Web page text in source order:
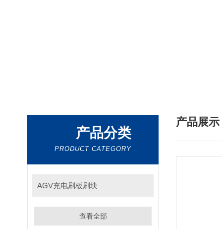
产品分类
PRODUCT CATEGORY
AGV充电刷板刷块
查看全部
产品展示